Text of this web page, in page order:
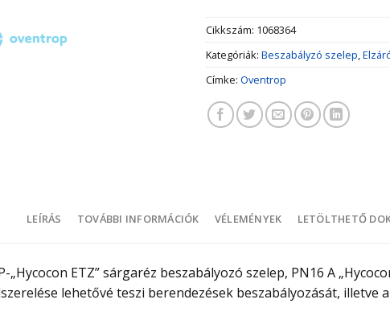
Cikkszám: 1068364
Kategóriák: Beszabályzó szelep
Címke: Oventrop
LEÍRÁS TOVÁBBI INFORMÁCIÓK VÉLEMÉNYEK LETÖLTHETŐ
„Hycocon ETZ” sárgaréz beszabályozó szelep, PN16 A
lehetővé teszi berendezések beszabályozását, illetve